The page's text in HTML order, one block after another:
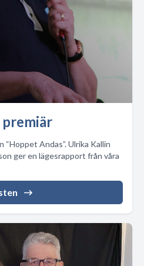
Andas”. Ulrika Kallin
ger en lägesrapport från våra